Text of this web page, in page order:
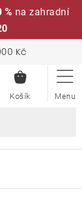
% na zahradní
Kč
KOŠÍK